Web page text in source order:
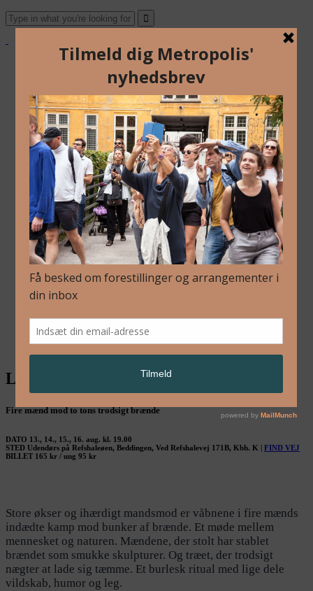
Blog
Arkiv
Nyhedsbrev
Kalender
Kontakt
Dansk
English
Om Os
Blog
Arkiv
Nyhedsbrev
Kalender
Dansk
LA COSA – Claudio Stellato
Fire mænd mod to tons trodsigt brænde
DATO 13., 14., 15., 16. aug. kl. 19.00
STED Udendørs på Refshaleøen, Beddingen, Ved Refshalevej 171B, Kbh. K | FIND VEJ
BILLET 165 kr / ung 95 kr
Store økser og ihærdigt mandsmod er våbnene i fire mænds
indædte kamp mod bunker af brænde. Et møde mellem
mennesket og naturen. Mændene, der stolt har stablet
brændet som smukke skulpturer. Og træet, der trodsigt
nægter at lade sig tæmme. Et burlesk ritual med lige dele
vildskab, humor og leg.